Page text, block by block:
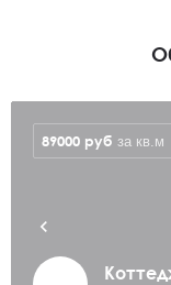
89000 руб за кв.м